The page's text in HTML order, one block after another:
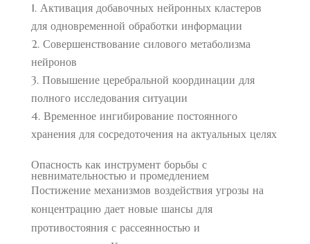
Активация добавочных нейронных кластеров
для одновременной обработки информации
Совершенствование силового метаболизма
нейронов
Повышение церебральной координации для
полного исследования ситуации
Временное ингибирование постоянного
хранения для сосредоточения на актуальных целях
Опасность как инструмент борьбы с
невнимательностью и промедлением
Постижение механизмов воздействия угрозы на
концентрацию дает новые шансы для
противостояния с рассеянностью и